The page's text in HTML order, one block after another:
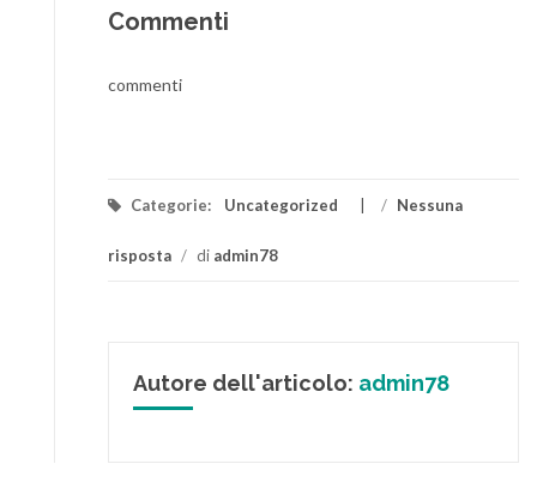
Commenti
commenti
Categorie: Uncategorized / Nessuna
risposta / di admin78
Autore dell'articolo: admin78